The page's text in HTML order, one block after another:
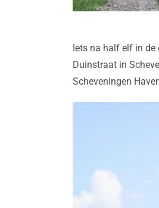
Iets na half elf in
Duinstraat in
Scheveningen